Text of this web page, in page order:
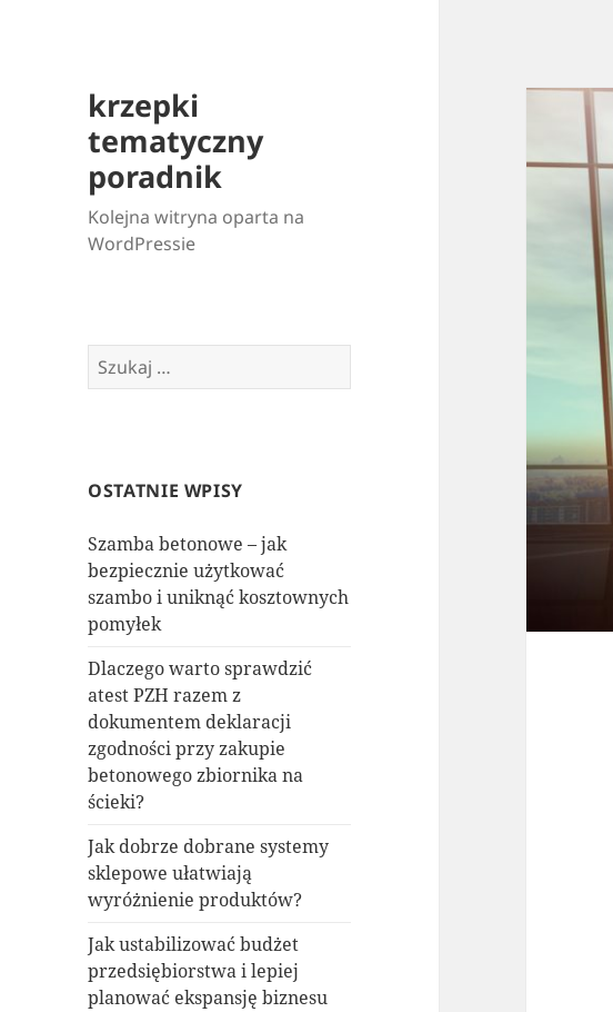
krzepki
tematyczny
poradnik
Kolejna witryna oparta na
WordPressie
Szukaj:
OSTATNIE WPISY
Szamba betonowe – jak
bezpiecznie użytkować
szambo i uniknąć kosztownych
pomyłek
Dlaczego warto sprawdzić
atest PZH razem z
dokumentem deklaracji
zgodności przy zakupie
betonowego zbiornika na
ścieki?
Jak dobrze dobrane systemy
sklepowe ułatwiają
wyróżnienie produktów?
Jak ustabilizować budżet
przedsiębiorstwa i lepiej
planować ekspansję biznesu